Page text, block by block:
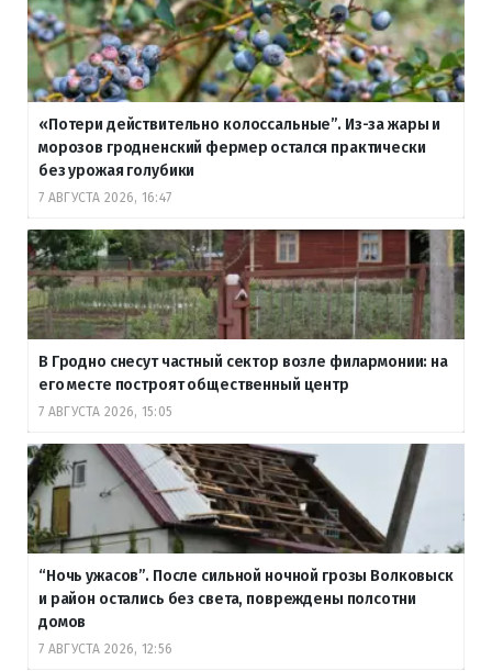
«Потери действительно колоссальные”. Из-за жары и
морозов гродненский фермер остался практически
без урожая голубики
7 АВГУСТА 2026, 16:47
В Гродно снесут частный сектор возле филармонии: на
его месте построят общественный центр
7 АВГУСТА 2026, 15:05
“Ночь ужасов”. После сильной ночной грозы Волковыск
и район остались без света, повреждены полсотни
домов
7 АВГУСТА 2026, 12:56